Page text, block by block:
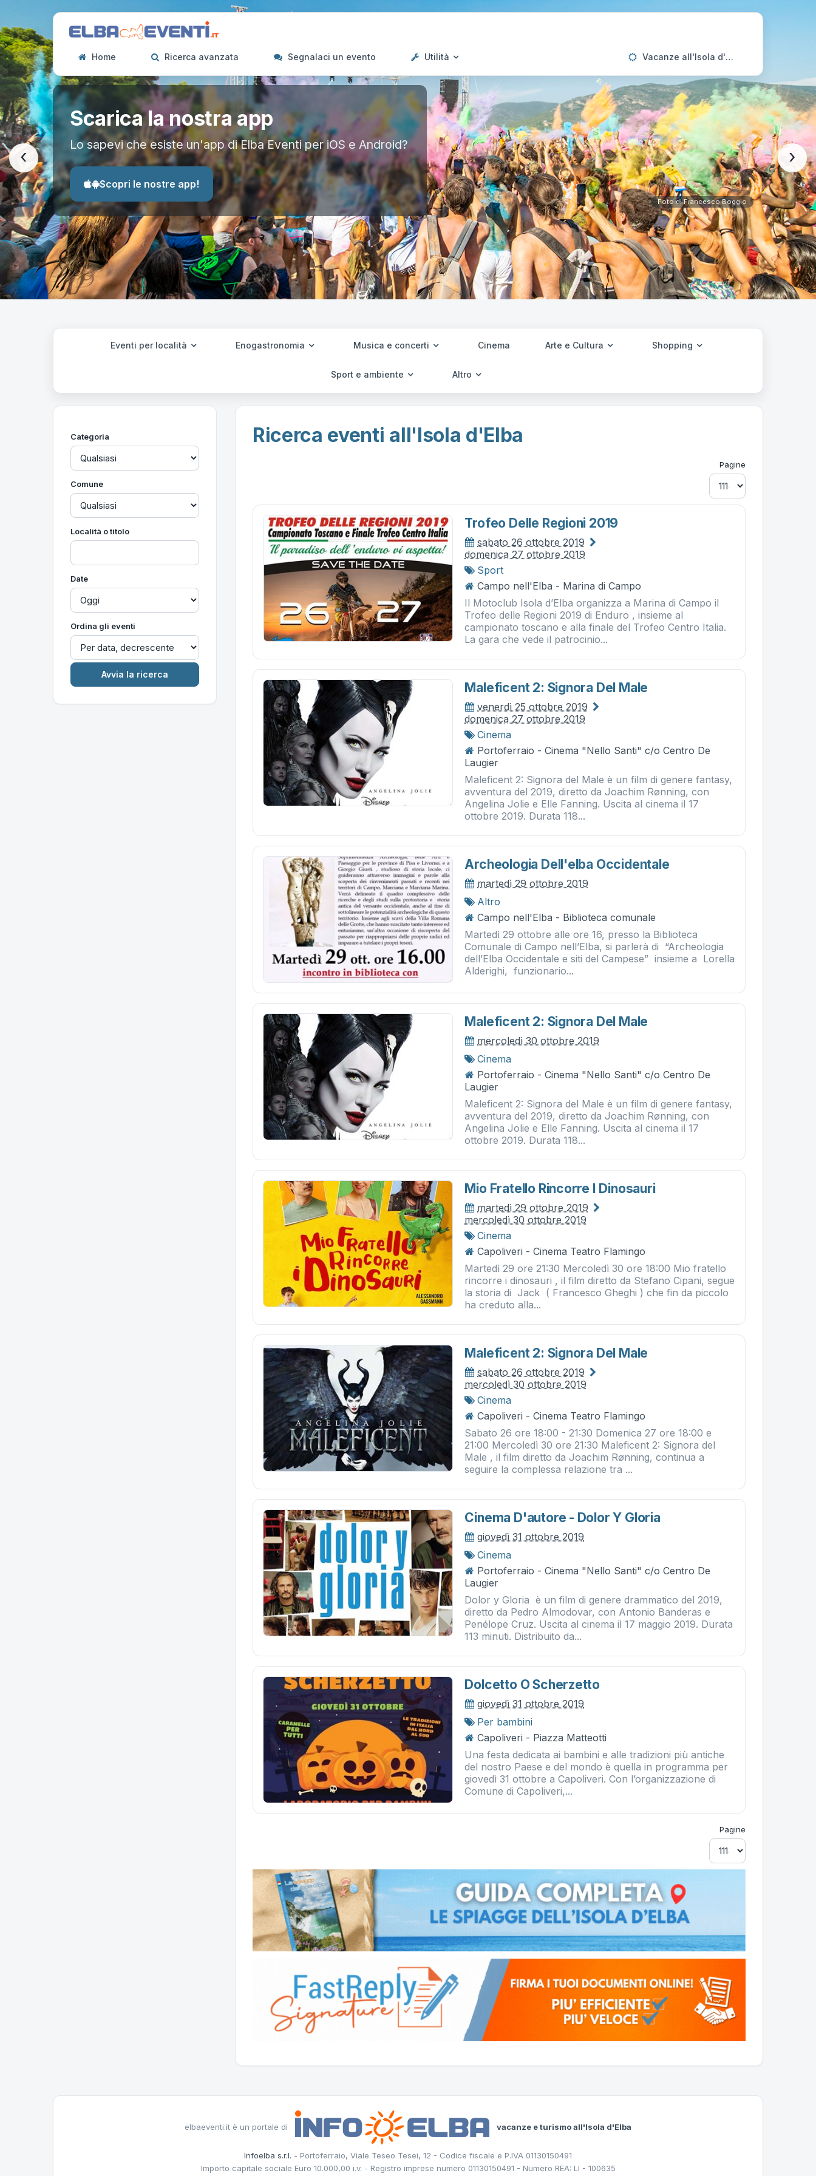
Home Ricerca avanzata Segnalaci un evento Utilità Vacanze all'Isola d'Elba
Scarica la nostra app
Lo sapevi che esiste un'app di Elba Eventi per iOS e Android?
Scopri le nostre app!
Foto di Francesco Boggio
‹ ›
Eventi per località Enogastronomia Musica e concerti Cinema Arte e Cultura Shopping
Sport e ambiente Altro
Categoria
Comune
Località o titolo
Date
Ordina gli eventi
Ricerca eventi all'Isola d'Elba
Pagine
Trofeo Delle Regioni 2019
sabato 26 ottobre 2019
domenica 27 ottobre 2019
Sport
Campo nell'Elba - Marina di Campo
Il Motoclub Isola d’Elba organizza a Marina di Campo il
Trofeo delle Regioni 2019 di Enduro , insieme al
campionato toscano e alla finale del Trofeo Centro Italia.
La gara che vede il patrocinio...
Maleficent 2: Signora Del Male
venerdì 25 ottobre 2019
domenica 27 ottobre 2019
Cinema
Portoferraio - Cinema "Nello Santi" c/o Centro De
Laugier
Maleficent 2: Signora del Male è un film di genere fantasy,
avventura del 2019, diretto da Joachim Rønning, con
Angelina Jolie e Elle Fanning. Uscita al cinema il 17
ottobre 2019. Durata 118...
Archeologia Dell'elba Occidentale
martedì 29 ottobre 2019
Altro
Campo nell'Elba - Biblioteca comunale
Martedì 29 ottobre alle ore 16, presso la Biblioteca
Comunale di Campo nell’Elba, si parlerà di “Archeologia
dell’Elba Occidentale e siti del Campese” insieme a Lorella
Alderighi, funzionario...
Maleficent 2: Signora Del Male
mercoledì 30 ottobre 2019
Cinema
Portoferraio - Cinema "Nello Santi" c/o Centro De
Laugier
Maleficent 2: Signora del Male è un film di genere fantasy,
avventura del 2019, diretto da Joachim Rønning, con
Angelina Jolie e Elle Fanning. Uscita al cinema il 17
ottobre 2019. Durata 118...
Mio Fratello Rincorre I Dinosauri
martedì 29 ottobre 2019
mercoledì 30 ottobre 2019
Cinema
Capoliveri - Cinema Teatro Flamingo
Martedì 29 ore 21:30 Mercoledì 30 ore 18:00 Mio fratello
rincorre i dinosauri , il film diretto da Stefano Cipani, segue
la storia di Jack ( Francesco Gheghi ) che fin da piccolo
ha creduto alla...
Maleficent 2: Signora Del Male
sabato 26 ottobre 2019
mercoledì 30 ottobre 2019
Cinema
Capoliveri - Cinema Teatro Flamingo
Sabato 26 ore 18:00 - 21:30 Domenica 27 ore 18:00 e
21:00 Mercoledì 30 ore 21:30 Maleficent 2: Signora del
Male , il film diretto da Joachim Rønning, continua a
seguire la complessa relazione tra ...
Cinema D'autore - Dolor Y Gloria
giovedì 31 ottobre 2019
Cinema
Portoferraio - Cinema "Nello Santi" c/o Centro De
Laugier
Dolor y Gloria è un film di genere drammatico del 2019,
diretto da Pedro Almodovar, con Antonio Banderas e
Penélope Cruz. Uscita al cinema il 17 maggio 2019. Durata
113 minuti. Distribuito da...
Dolcetto O Scherzetto
giovedì 31 ottobre 2019
Per bambini
Capoliveri - Piazza Matteotti
Una festa dedicata ai bambini e alle tradizioni più antiche
del nostro Paese e del mondo è quella in programma per
giovedì 31 ottobre a Capoliveri. Con l’organizzazione di
Comune di Capoliveri,...
Pagine
elbaeventi.it è un portale di vacanze e turismo all'Isola d'Elba
Infoelba s.r.l. - Portoferraio, Viale Teseo Tesei, 12 - Codice fiscale e P.IVA 01130150491
Importo capitale sociale Euro 10.000,00 i.v. - Registro imprese numero 01130150491 - Numero REA: LI - 100635